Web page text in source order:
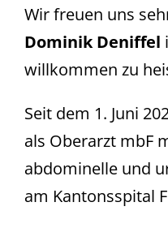
Wir freuen uns
Dominik Deniffel
willkommen zu
Seit dem 1. Juni
als Oberarzt mbF
abdominelle und
am Kantonsspital